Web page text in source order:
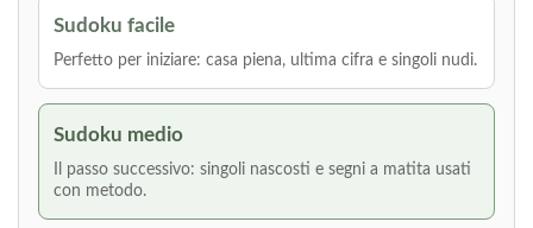
Sudoku facile
Perfetto per iniziare: casa piena, ultima cifra e singoli nudi.
Sudoku medio
Il passo successivo: singoli nascosti e segni a matita usati
con metodo.